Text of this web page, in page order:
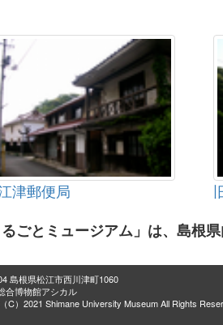
津郵便局
るごとミュージアム」は、島根
島根県松江市西川津町1060
合博物館アシカル
C）2021 Shimane University Museum All Rights